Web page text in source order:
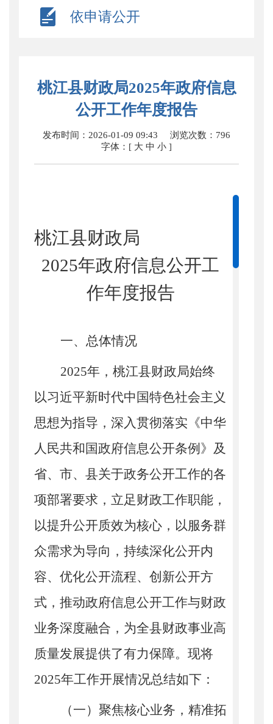
依申请公开
桃江县财政局2025年政府信息
公开工作年度报告
发布时间：2026-01-09 09:43 浏览次数： 796
字体：[ 大 中 小 ]
桃江县财政局
2025年政府信息公开工
作年度报告
一、总体情况
2025年，桃江县财政局始终
以习近平新时代中国特色社会主义
思想为指导，深入贯彻落实《中华
人民共和国政府信息公开条例》及
省、市、县关于政务公开工作的各
项部署要求，立足财政工作职能，
以提升公开质效为核心，以服务群
众需求为导向，持续深化公开内
容、优化公开流程、创新公开方
式，推动政府信息公开工作与财政
业务深度融合，为全县财政事业高
质量发展提供了有力保障。现将
2025年工作开展情况总结如下：
（一）聚焦核心业务，精准拓